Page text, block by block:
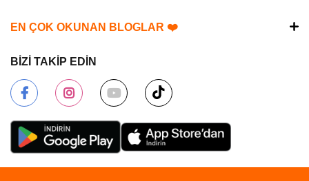
EN ÇOK OKUNAN BLOGLAR ❤️
BİZİ TAKİP EDİN